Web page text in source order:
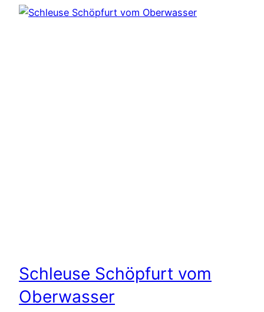
Schleuse Schöpfurt vom
Oberwasser